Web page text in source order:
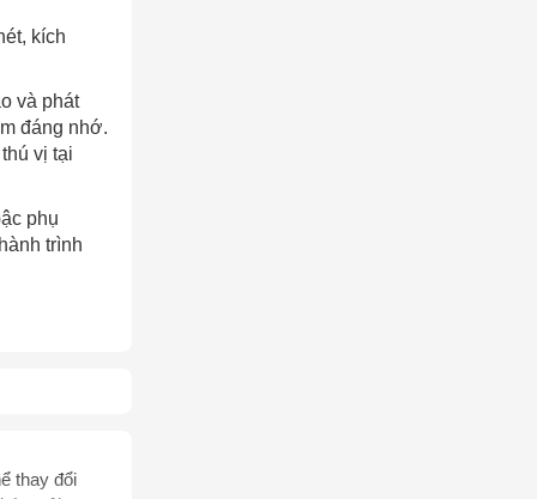
kích
và phát
đáng nhớ.
vị tại
phụ
trình
thay đổi